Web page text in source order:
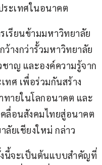
ระเทศในอนาคต
รเรียนข้ามมหาวิทยาลัย
ว้างกว่ารั้วมหาวิทยาลัย
ชาญ และองค์ความรู้จาก
ศ เพื่อร่วมกันสร้าง
ายในโลกอนาคต และ
ลื่อนสังคมไทยสู่อนาคต
ลัยเชียงใหม่ กล่าว
งนี้จะเป็นต้นแบบสำคัญที่